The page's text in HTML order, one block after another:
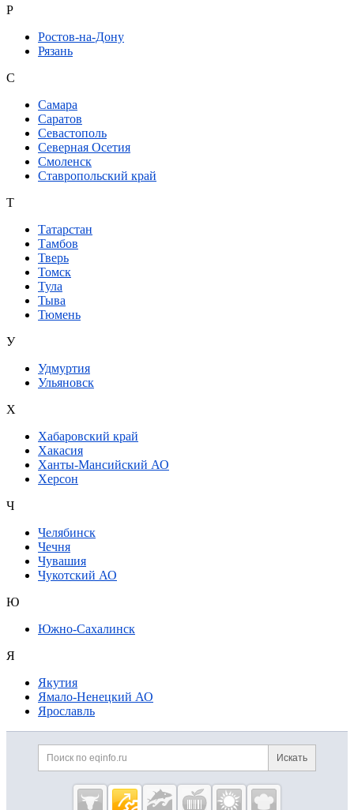
Р
Ростов-на-Дону
Рязань
С
Самара
Саратов
Севастополь
Северная Осетия
Смоленск
Ставропольский край
Т
Татарстан
Тамбов
Тверь
Томск
Тула
Тыва
Тюмень
У
Удмуртия
Ульяновск
Х
Хабаровский край
Хакасия
Ханты-Мансийский АО
Херсон
Ч
Челябинск
Чечня
Чувашия
Чукотский АО
Ю
Южно-Сахалинск
Я
Якутия
Ямало-Ненецкий АО
Ярославль
Дополнительная информация
Поиск по сайту и
Искать
Cсылки на полезные проекты